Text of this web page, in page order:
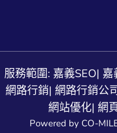
服務範圍: 嘉義SEO| 嘉
網路行銷| 網路行銷公
網站優化| 網
Powered by CO-